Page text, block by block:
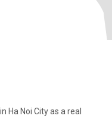
Ha Noi City as a real